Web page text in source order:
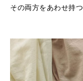
その両方をあわせ持